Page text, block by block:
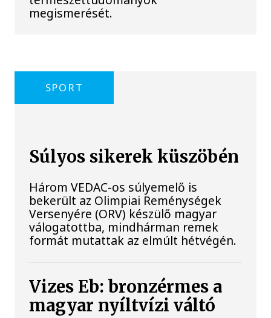
megismerését.
SPORT
Súlyos sikerek küszöbén
Három VEDAC-os súlyemelő is
bekerült az Olimpiai Reménységek
Versenyére (ORV) készülő magyar
válogatottba, mindhárman remek
formát mutattak az elmúlt hétvégén.
Vizes Eb: bronzérmes a
magyar nyíltvízi váltó